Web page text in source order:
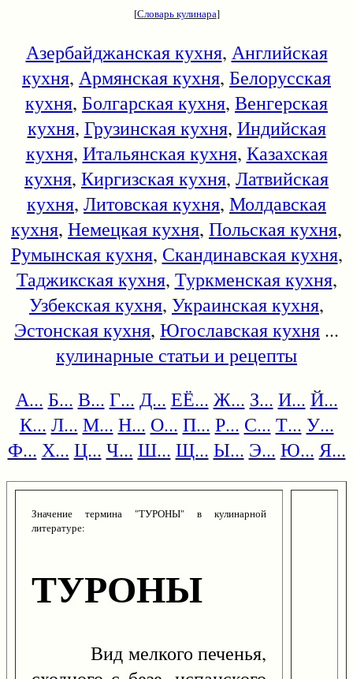
[Словарь кулинара]
Азербайджанская кухня, Английская
кухня, Армянская кухня, Белорусская
кухня, Болгарская кухня, Венгерская
кухня, Грузинская кухня, Индийская
кухня, Итальянская кухня, Казахская
кухня, Киргизская кухня, Латвийская
кухня, Литовская кухня, Молдавская
кухня, Немецкая кухня, Польская кухня,
Румынская кухня, Скандинавская кухня,
Таджикская кухня, Туркменская кухня,
Узбекская кухня, Украинская кухня,
Эстонская кухня, Югославская кухня ...
кулинарные статьи и рецепты
А... Б... В... Г... Д... ЕЁ... Ж... З... И... Й...
К... Л... М... Н... О... П... Р... С... Т... У...
Ф... Х... Ц... Ч... Ш... Щ... Ы... Э... Ю... Я...
Значение термина "ТУРОНЫ" в кулинарной
литературе:
ТУРОНЫ
Вид мелкого печенья,